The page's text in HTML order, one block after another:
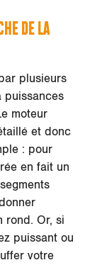
DE LA
plusieurs
puissances
moteur
et donc
: pour
en fait un
rond. Or, si
puissant ou
votre